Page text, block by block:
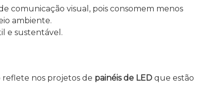
comunicação visual, pois consomem menos
ambiente.
e sustentável.
reflete nos projetos de painéis de LED que estão